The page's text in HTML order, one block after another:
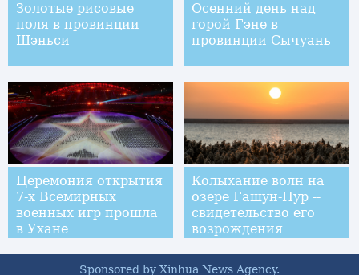
Золотые рисовые
поля в провинции
Шэньси
Осенний день над
горой Гэне в
провинции Сычуань
Церемония открытия
7-х Всемирных
военных игр прошла
в Ухане
Колыхание волн на
озере Гашун-Нур --
свидетельство его
возрождения
Sponsored by Xinhua News Agency.